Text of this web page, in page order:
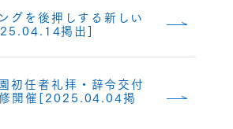
グを後押しする新しい
掲出]
初任者礼拝・辞令交付
開催[2025.04.04掲